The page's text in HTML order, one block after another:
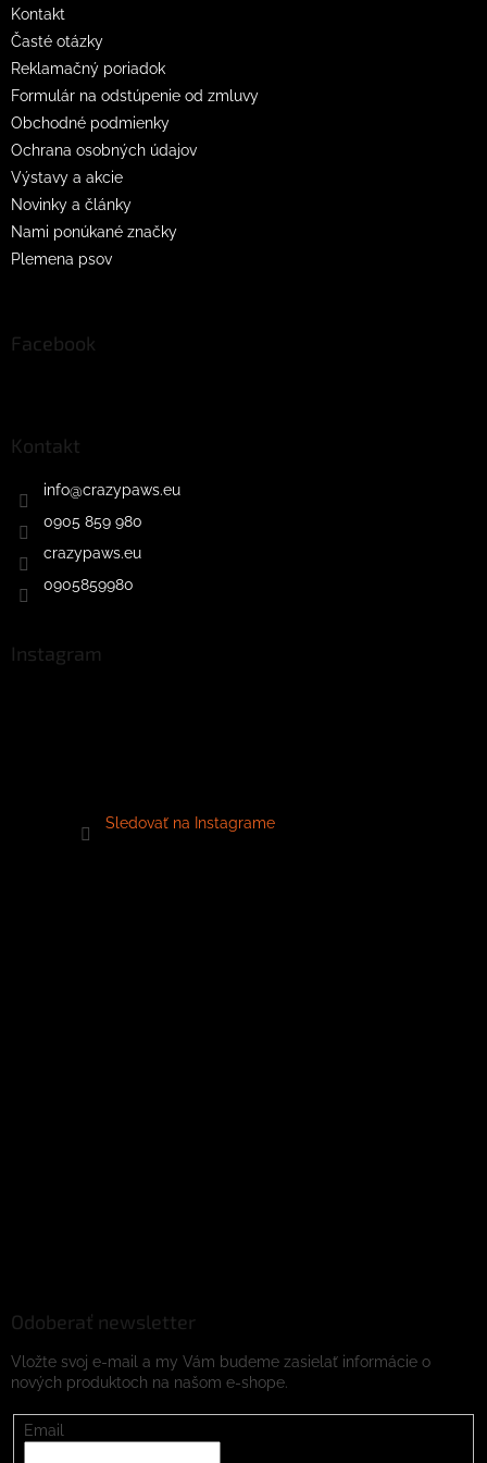
Kontakt
Časté otázky
Reklamačný poriadok
Formulár na odstúpenie od zmluvy
Obchodné podmienky
Ochrana osobných údajov
Výstavy a akcie
Novinky a články
Nami ponúkané značky
Plemena psov
Facebook
Kontakt
info@crazypaws.eu
0905 859 980
crazypaws.eu
0905859980
Instagram
Sledovať na Instagrame
Odoberať newsletter
Vložte svoj e-mail a my Vám budeme zasielať informácie o
nových produktoch na našom e-shope.
Email